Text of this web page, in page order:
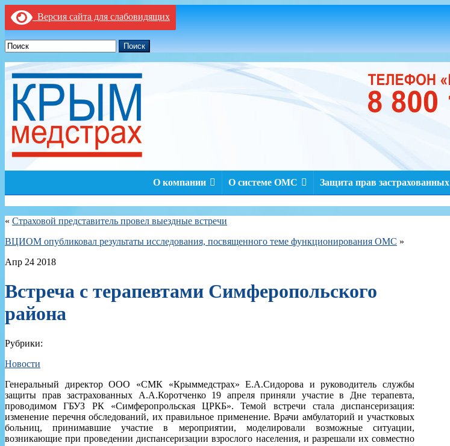
Версия сайта для слабовидящих
Поиск
О компании О системе ОМС Защита прав застрахованных
« Страховой представитель провел выездные встречи
ВЦИОМ опубликовал результаты исследования, посвященного теме функционирования ОМС »
Апр 24 2018
Встреча с терапевтами Симферопольского
района
Рубрики:
Новости
Генеральный директор ООО «СМК «Крыммедстрах» Е.А.Сидорова и руководитель службы
защиты прав застрахованных А.А.Коротченко 19 апреля приняли участие в Дне терапевта,
проводимом ГБУЗ РК «Симферопрольская ЦРКБ». Темой встречи стала диспансеризация:
изменение перечня обследований, их правильное применение. Врачи амбулаторий и участковых
больниц, принимавшие участие в мероприятии, моделировали возможные ситуации,
возникающие при проведении диспансеризации взрослого населения, и разрешали их совместно